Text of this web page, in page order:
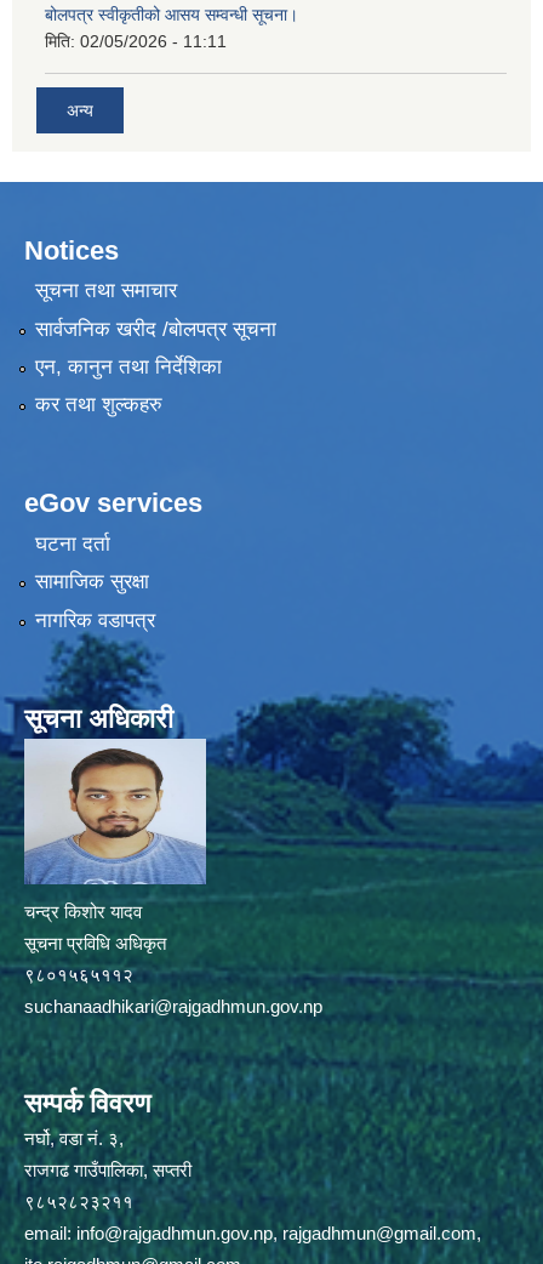
बोलपत्र स्वीकृतीको आसय सम्वन्धी सूचना।
मिति: 02/05/2026 - 11:11
अन्य
Notices
सूचना तथा समाचार
सार्वजनिक खरीद /बोलपत्र सूचना
एन, कानुन तथा निर्देशिका
कर तथा शुल्कहरु
eGov services
घटना दर्ता
सामाजिक सुरक्षा
नागरिक वडापत्र
सूचना अधिकारी
चन्द्र किशोर यादव
सूचना प्रविधि अधिकृत
९८०१५६५११२
suchanaadhikari@rajgadhmun.gov.np
सम्पर्क विवरण
नर्घो, वडा नं. ३,
राजगढ गाउँपालिका, सप्तरी
९८५२८२३२११
email: info@rajgadhmun.gov.np,rajgadhmun@gmail.com,